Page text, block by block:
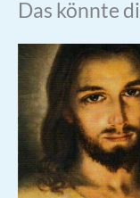
Das könnte